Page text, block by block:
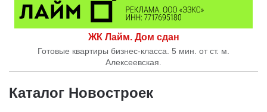
ЖК Лайм. Дом сдан
Готовые квартиры бизнес-класса. 5 мин. от ст. м.
Алексеевская.
Каталог Новостроек